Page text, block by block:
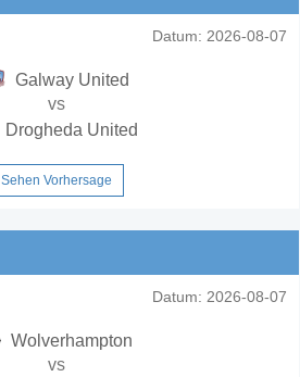
Datum: 2026-08-07
Galway United
vs
Drogheda United
Sehen Vorhersage
Datum: 2026-08-07
Wolverhampton
vs